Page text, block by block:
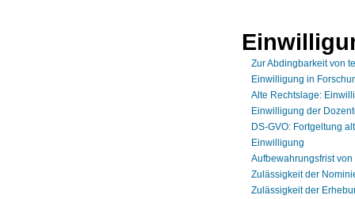
Zur Abdingbarkeit von
Einwilligung in
Alte Rechtslage:
Einwilligung der
DS-GVO: Fortgeltung
Einwilligung
Aufbewahrungsfrist
Zulässigkeit der
Zulässigkeit der